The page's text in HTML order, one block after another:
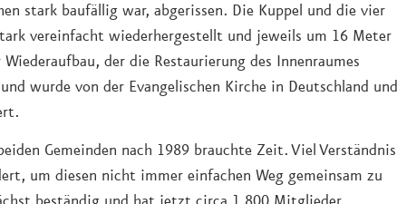
stark baufällig war, abgerissen. Die Kuppel und die vier
vereinfacht wiederhergestellt und jeweils um 16 Meter
der die Restaurierung des Innenraumes
wurde von der Evangelischen Kirche in Deutschland und
Gemeinden nach 1989 brauchte Zeit. Viel Verständnis
um diesen nicht immer einfachen Weg gemeinsam zu